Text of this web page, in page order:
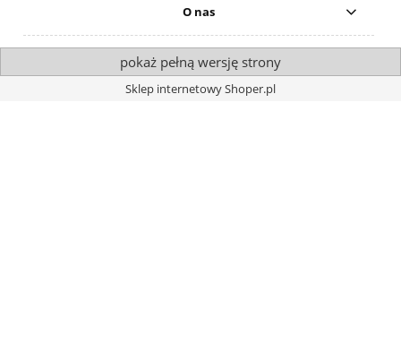
O nas
pokaż pełną wersję strony
Sklep internetowy Shoper.pl